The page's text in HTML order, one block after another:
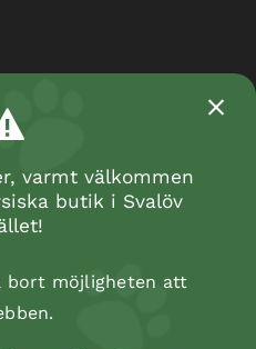
varmt välkommen
butik i Svalöv
bort möjligheten att